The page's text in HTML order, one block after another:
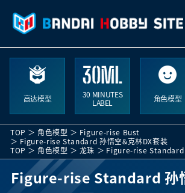
高达模型
30 MINUTES
LABEL
角色模型
TOP 角色模型
Figure-rise Bust
Figure-rise Standard 孙悟空&克林DX套装
TOP
角色模型 龙珠 Figure-rise Standard
Figure-rise Standard 孙